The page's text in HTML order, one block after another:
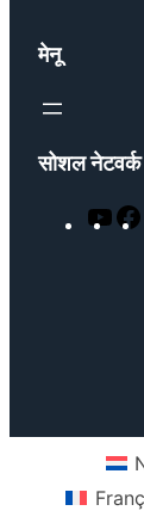
मेनू
सोशल नेटवर्क
Y